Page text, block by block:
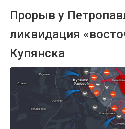
Прорыв у
ликвидация
Купянска